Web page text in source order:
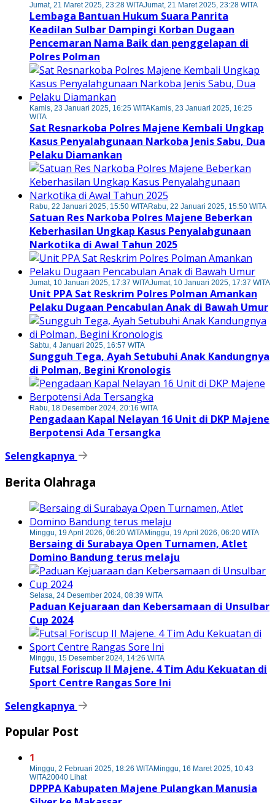
Jumat, 21 Maret 2025, 23:28 WITAJumat, 21 Maret 2025, 23:28 WITA
Lembaga Bantuan Hukum Suara Panrita
Keadilan Sulbar Dampingi Korban Dugaan
Pencemaran Nama Baik dan penggelapan di
Polres Polman
Kamis, 23 Januari 2025, 16:25 WITAKamis, 23 Januari 2025, 16:25
WITA
Sat Resnarkoba Polres Majene Kembali Ungkap
Kasus Penyalahgunaan Narkoba Jenis Sabu, Dua
Pelaku Diamankan
Rabu, 22 Januari 2025, 15:50 WITARabu, 22 Januari 2025, 15:50 WITA
Satuan Res Narkoba Polres Majene Beberkan
Keberhasilan Ungkap Kasus Penyalahgunaan
Narkotika di Awal Tahun 2025
Jumat, 10 Januari 2025, 17:37 WITAJumat, 10 Januari 2025, 17:37 WITA
Unit PPA Sat Reskrim Polres Polman Amankan
Pelaku Dugaan Pencabulan Anak di Bawah Umur
Sabtu, 4 Januari 2025, 16:57 WITA
Sungguh Tega, Ayah Setubuhi Anak Kandungnya
di Polman, Begini Kronologis
Rabu, 18 Desember 2024, 20:16 WITA
Pengadaan Kapal Nelayan 16 Unit di DKP Majene
Berpotensi Ada Tersangka
Selengkapnya
Berita Olahraga
Minggu, 19 April 2026, 06:20 WITAMinggu, 19 April 2026, 06:20 WITA
Bersaing di Surabaya Open Turnamen, Atlet
Domino Bandung terus melaju
Selasa, 24 Desember 2024, 08:39 WITA
Paduan Kejuaraan dan Kebersamaan di Unsulbar
Cup 2024
Minggu, 15 Desember 2024, 14:26 WITA
Futsal Foriscup II Majene. 4 Tim Adu Kekuatan di
Sport Centre Rangas Sore Ini
Selengkapnya
Popular Post
1
Minggu, 2 Februari 2025, 18:26 WITAMinggu, 16 Maret 2025, 10:43
WITA20040 Lihat
DPPPA Kabupaten Majene Pulangkan Manusia